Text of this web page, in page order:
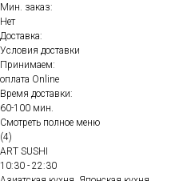
Мин. заказ:
Нет
Доставка:
Условия доставки
Принимаем:
оплата Online
Время доставки:
60-100 мин.
Смотреть полное меню
(4)
ART SUSHI
10:30 - 22:30